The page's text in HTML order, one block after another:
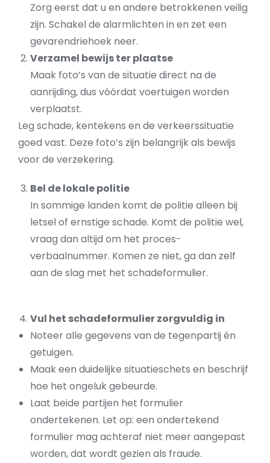
Zorg eerst dat u en andere betrokkenen veilig
zijn. Schakel de alarmlichten in en zet een
gevarendriehoek neer.
Verzamel bewijs ter plaatse
Maak foto’s van de situatie direct na de
aanrijding, dus vóórdat voertuigen worden
verplaatst.
Leg schade, kentekens en de verkeerssituatie
goed vast. Deze foto’s zijn belangrijk als bewijs
voor de verzekering.
Bel de lokale politie
In sommige landen komt de politie alleen bij
letsel of ernstige schade. Komt de politie wel,
vraag dan altijd om het proces-
verbaalnummer. Komen ze niet, ga dan zelf
aan de slag met het schadeformulier.
Vul het schadeformulier zorgvuldig in
Noteer alle gegevens van de tegenpartij én
getuigen.
Maak een duidelijke situatieschets en beschrijf
hoe het ongeluk gebeurde.
Laat beide partijen het formulier
ondertekenen. Let op: een ondertekend
formulier mag achteraf niet meer aangepast
worden, dat wordt gezien als fraude.